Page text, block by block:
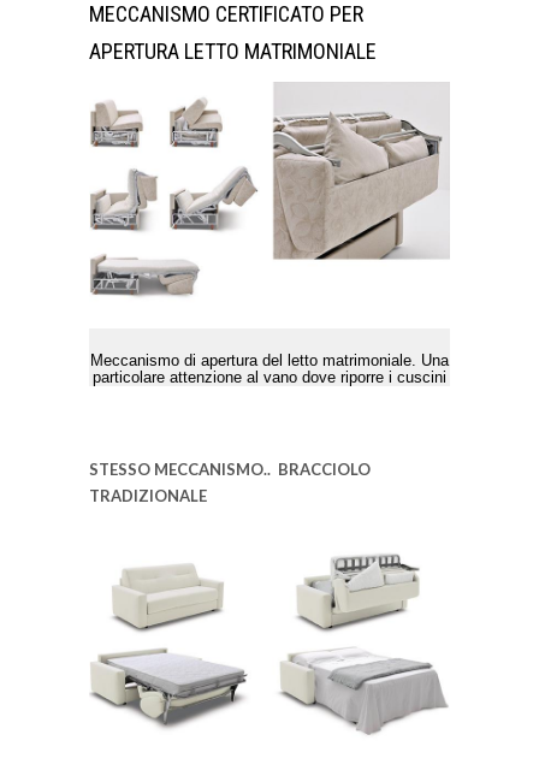
MECCANISMO CERTIFICATO PER
APERTURA LETTO MATRIMONIALE
Meccanismo di apertura del letto matrimoniale. Una
particolare attenzione al vano dove riporre i cuscini
STESSO MECCANISMO.. BRACCIOLO
TRADIZIONALE